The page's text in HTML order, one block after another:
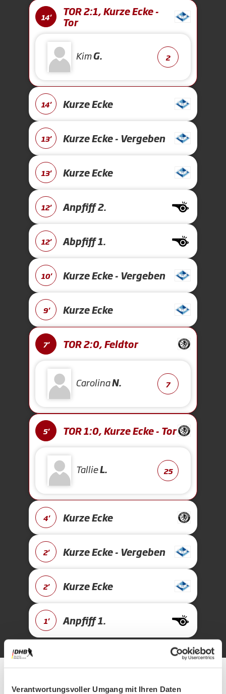
Verantwortungsvoller Umgang mit Ihren Daten
14'
TOR 2:1, Kurze Ecke -
Tor
KimG. 2
14' Kurze Ecke
13' Kurze Ecke - Vergeben
13' Kurze Ecke
12' Anpfiff 2.
12' Abpfiff 1.
10' Kurze Ecke - Vergeben
9' Kurze Ecke
7' TOR 2:0, Feldtor
CarolinaN. 7
5' TOR 1:0, Kurze Ecke - Tor
TallieL. 25
4' Kurze Ecke
2' Kurze Ecke - Vergeben
2' Kurze Ecke
1' Anpfiff 1.